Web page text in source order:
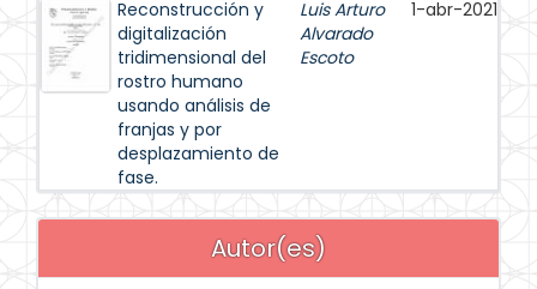
Reconstrucción y
digitalización
tridimensional del
rostro humano
usando análisis de
franjas y por
desplazamiento de
fase.
Luis Arturo
Alvarado
Escoto
1-abr-2021
Autor(es)